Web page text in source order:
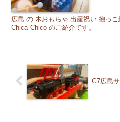
広島 の 木おもちゃ 出産祝い 抱っ
Chica Chico のご紹介です。
G7広島